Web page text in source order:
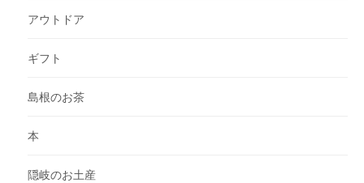
アウトドア
ギフト
島根のお茶
本
隠岐のお土産